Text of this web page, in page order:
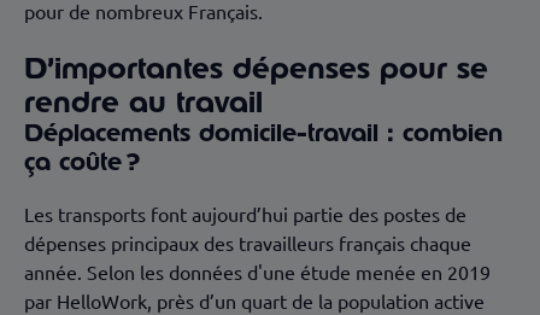
pour de nombreux Français.
D’importantes dépenses pour se
rendre au travail
Déplacements domicile-travail : combien
ça coûte ?
Les transports font aujourd’hui partie des postes de
dépenses principaux des travailleurs français chaque
année. Selon les données d'une étude menée en 2019
par HelloWork, près d’un quart de la population active